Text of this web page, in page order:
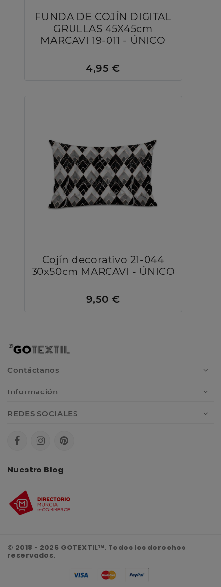
FUNDA DE COJÍN DIGITAL
GRULLAS 45X45cm
MARCAVI 19-011 - ÚNICO
4,95 €
Cojín decorativo 21-044
30x50cm MARCAVI - ÚNICO
9,50 €
Contáctanos
Información
REDES SOCIALES
Nuestro Blog
© 2018 - 2026 GOTEXTIL™. Todos los derechos
reservados.